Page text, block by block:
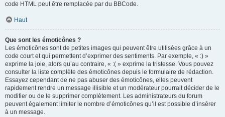
code HTML peut être remplacée par du BBCode.
Haut
Que sont les émoticônes ?
Les émoticônes sont de petites images qui peuvent être utilisées grâce à un
code court et qui permettent d’exprimer des sentiments. Par exemple, « :) »
exprime la joie, alors qu’au contraire, « :( » exprime la tristesse. Vous pouvez
consulter la liste complète des émoticônes depuis le formulaire de rédaction.
Essayez cependant de ne pas abuser des émoticônes, elles peuvent
rapidement rendre un message illisible et un modérateur pourrait décider de le
modifier ou de le supprimer complètement. Les administrateurs du forum
peuvent également limiter le nombre d’émoticônes qu’il est possible d’insérer
à un message.